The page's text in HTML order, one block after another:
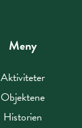
Meny
Aktiviteter
Objektene
Historien